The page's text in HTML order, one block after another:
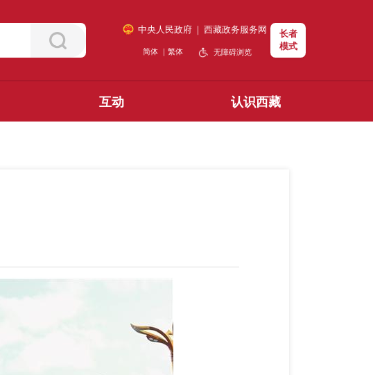
中央人民政府 ｜ 西藏政务服务网
简体｜ 繁体 无障碍浏览
长者
模式
互动 认识西藏